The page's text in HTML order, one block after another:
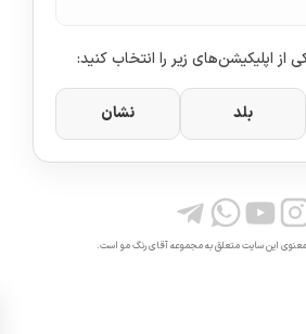
از اپلیکیشن‌های زیر را انتخاب کنید:
بلد نشان
این سایت متعلق به مجموعه آقای رنگ مو است.